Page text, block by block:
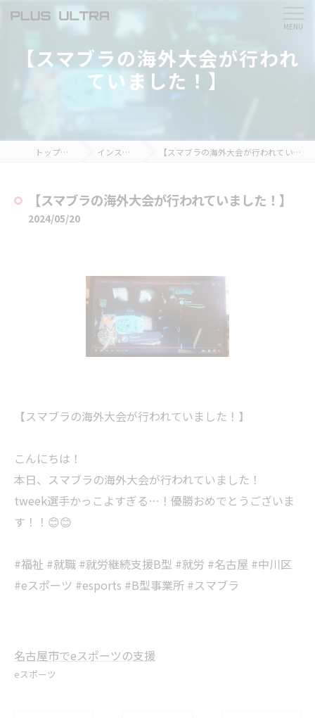
【スマブラの海外大会が行われ
ていました！】
トップページ インスタ掲載 【スマブラの海外大会が行われていました！】
【スマブラの海外大会が行われていました！】
2024/05/20
【スマブラの海外大会が行われていました！】
こんにちは！
本日、スマブラの海外大会が行われていました！
tweek選手かっこよすぎる…！優勝おめでとうございま
す！！😊😊
#福祉 #就職 #就労継続支援B型 #就労 #名古屋 #中川区
#eスポーツ #esports #B型事業所 #スマブラ
名古屋市でeスポーツの支援
eスポーツ